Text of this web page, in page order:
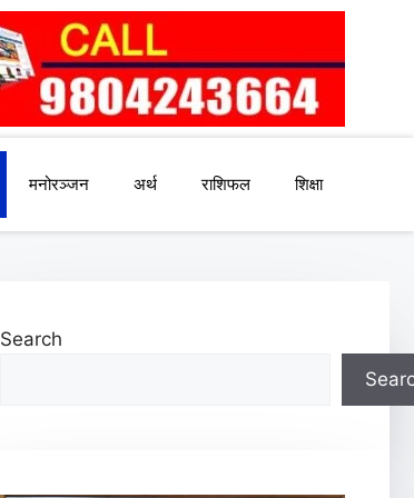
मनोरञ्जन अर्थ राशिफल शिक्षा
Search